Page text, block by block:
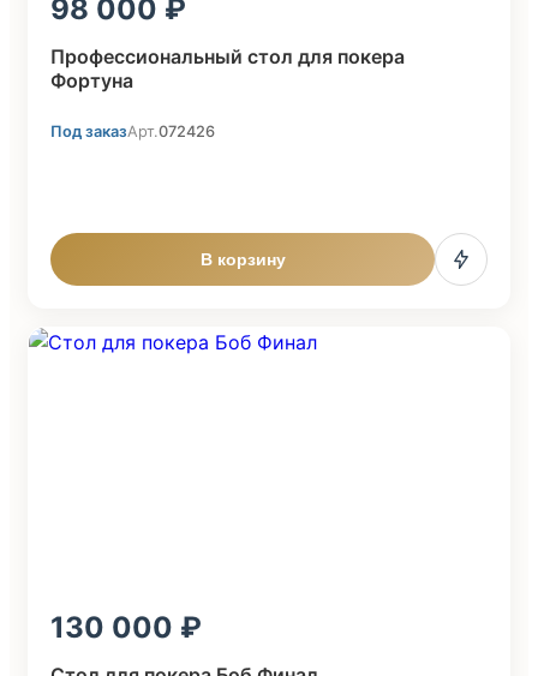
98 000
Профессиональный стол для покера
Фортуна
Под заказАрт.072426
В корзину
130 000